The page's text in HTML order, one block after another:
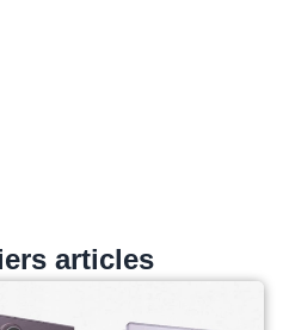
articles